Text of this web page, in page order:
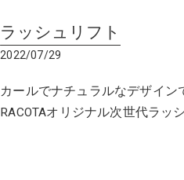
ラッシュリフト
2022/07/29
カールでナチュラルなデザイン
RACOTAオリジナル次世代ラ